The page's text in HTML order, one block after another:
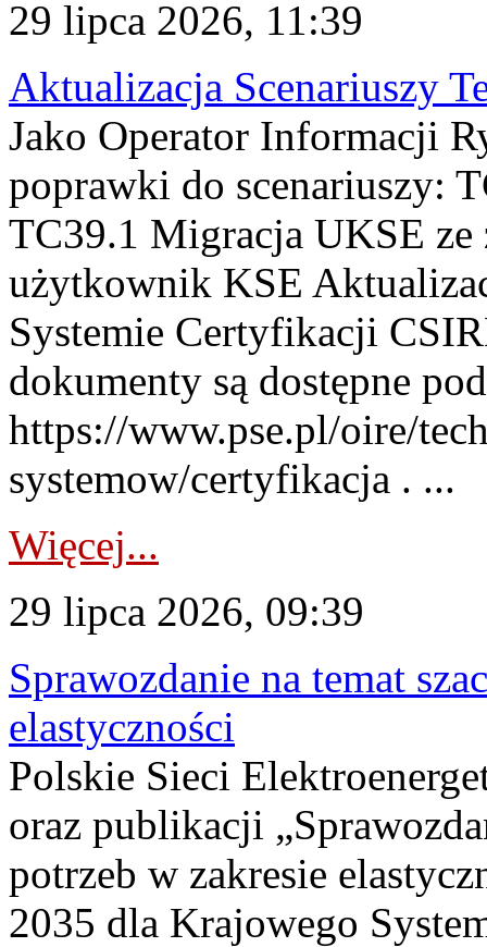
29 lipca 2026, 11:39
Aktualizacja Scenariuszy
Jako Operator Informacji
poprawki do scenariuszy:
TC39.1 Migracja UKSE
użytkownik KSE
Systemie Certyfikacji
dokumenty są dostępne
https://www.pse.pl/oire/
systemow/certyfikacja . ...
Więcej...
29 lipca 2026, 09:39
Sprawozdanie na temat
elastyczności
Polskie Sieci
oraz publikacji
potrzeb w zakresie
2035 dla Krajowego